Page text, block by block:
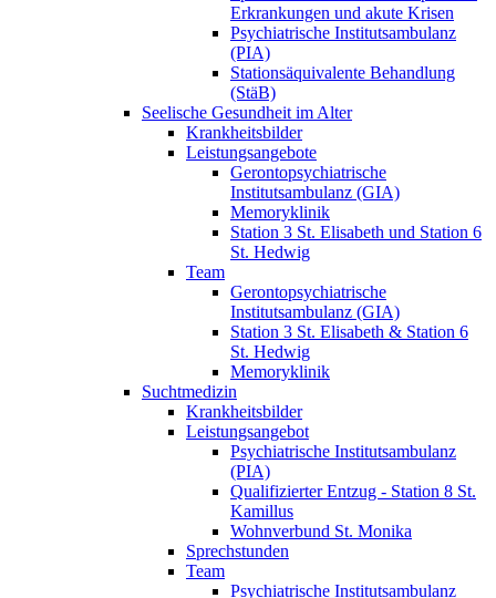
Erkrankungen und akute Krisen
Psychiatrische Institutsambulanz
(PIA)
Stationsäquivalente Behandlung
(StäB)
Seelische Gesundheit im Alter
Krankheitsbilder
Leistungsangebote
Gerontopsychiatrische
Institutsambulanz (GIA)
Memoryklinik
Station 3 St. Elisabeth und Station 6
St. Hedwig
Team
Gerontopsychiatrische
Institutsambulanz (GIA)
Station 3 St. Elisabeth & Station 6
St. Hedwig
Memoryklinik
Suchtmedizin
Krankheitsbilder
Leistungsangebot
Psychiatrische Institutsambulanz
(PIA)
Qualifizierter Entzug - Station 8 St.
Kamillus
Wohnverbund St. Monika
Sprechstunden
Team
Psychiatrische Institutsambulanz